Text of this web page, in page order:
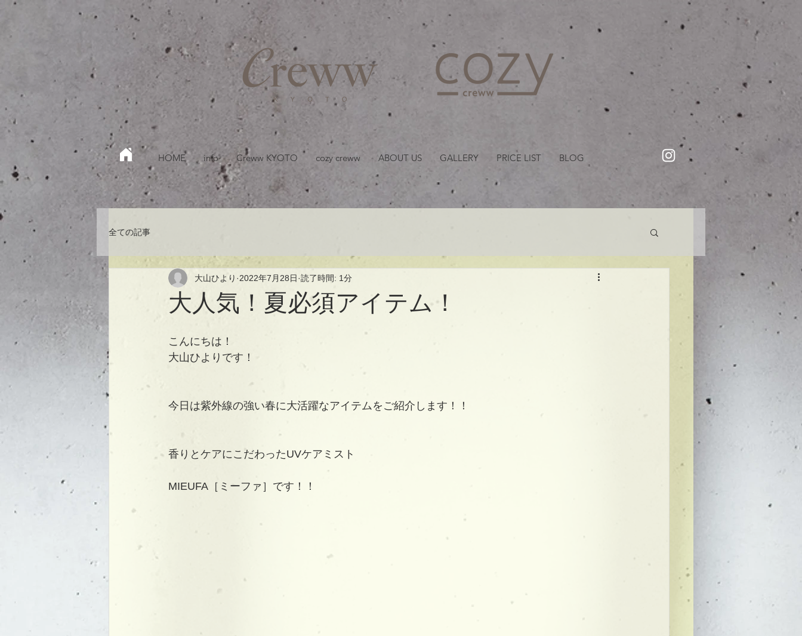
京都・四条 烏丸の美容室・美容院【Creww KYOTO (クルー)】【cozy creww(コージークルー)】 京都市 ヘアサロン​
HOME info Creww KYOTO cozy creww ABOUT US GALLERY PRICE LIST BLOG
全ての記事
大人気！夏必須アイテム！
大山ひより 2022年7月28日 読了時間: 1分
こんにちは！
大山ひよりです！
今日は紫外線の強い春に大活躍なアイテムをご紹介します！！
香りとケアにこだわったUVケアミスト
MIEUFA［ミーファ］です！！